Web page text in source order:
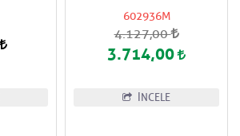
Geçirmez Sele Koruyucu
Örtü Kılıf
602936M
4.127,00
3.714,00
İNCELE